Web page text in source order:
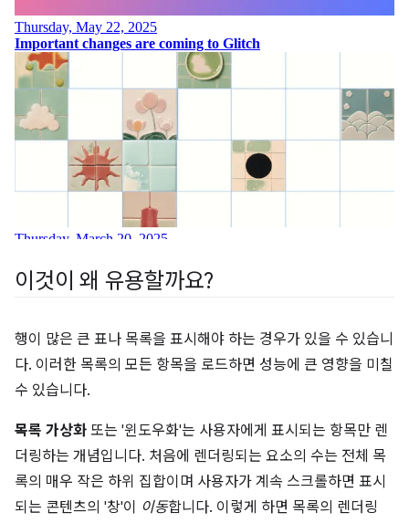
이것이 왜 유용할까요?
행이 많은 큰 표나 목록을 표시해야 하는 경우가 있을 수 있습니
다. 이러한 목록의 모든 항목을 로드하면 성능에 큰 영향을 미칠
수 있습니다.
목록 가상화 또는 '윈도우화'는 사용자에게 표시되는 항목만 렌
더링하는 개념입니다. 처음에 렌더링되는 요소의 수는 전체 목
록의 매우 작은 하위 집합이며 사용자가 계속 스크롤하면 표시
되는 콘텐츠의 '창'이 이동합니다. 이렇게 하면 목록의 렌더링